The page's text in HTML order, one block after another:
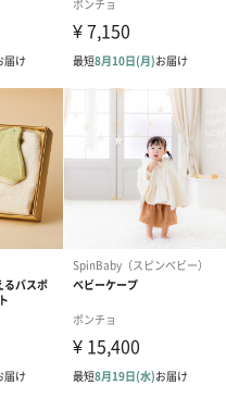
ます。個人差がございますの
際よりも色味が違って見える
フォンなどの環境により、若
異なる場合もございます。予
画像をご参照下さい。
ため、色味やサイズ等の仕様
いますので、予めご了承くだ
ン情報